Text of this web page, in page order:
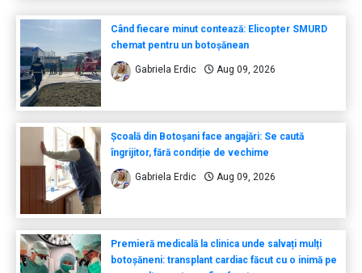
Când fiecare minut contează: Elicopter SMURD
chemat pentru un botoșănean
Gabriela Erdic Aug 09, 2026
Școală din Botoșani face angajări: Se caută
îngrijitor, fără condiție de vechime
Gabriela Erdic Aug 09, 2026
Premieră medicală la clinica unde salvați mulți
botoșăneni: transplant cardiac făcut cu o inimă pe